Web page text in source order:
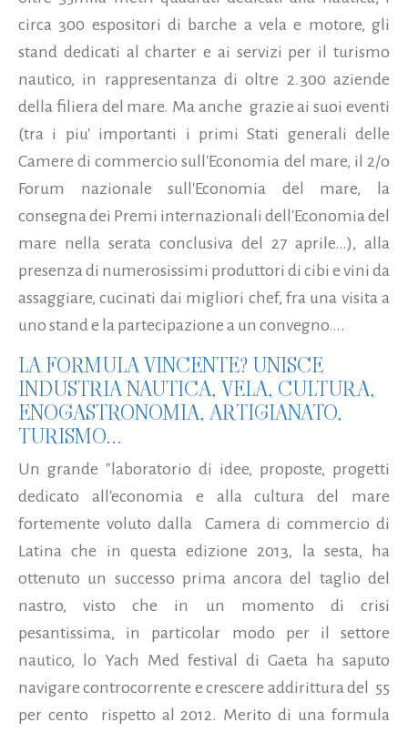
circa 300 espositori di barche a vela e motore, gli
stand dedicati al charter e ai servizi per il turismo
nautico, in rappresentanza di oltre 2.300 aziende
della filiera del mare. Ma anche grazie ai suoi eventi
(tra i piu' importanti i primi Stati generali delle
Camere di commercio sull'Economia del mare, il 2/o
Forum nazionale sull'Economia del mare, la
consegna dei Premi internazionali dell'Economia del
mare nella serata conclusiva del 27 aprile…), alla
presenza di numerosissimi produttori di cibi e vini da
assaggiare, cucinati dai migliori chef, fra una visita a
uno stand e la partecipazione a un convegno….
LA FORMULA VINCENTE? UNISCE
INDUSTRIA NAUTICA, VELA, CULTURA,
ENOGASTRONOMIA, ARTIGIANATO,
TURISMO...
Un grande "laboratorio di idee, proposte, progetti
dedicato all'economia e alla cultura del mare
fortemente voluto dalla Camera di commercio di
Latina che in questa edizione 2013, la sesta, ha
ottenuto un successo prima ancora del taglio del
nastro, visto che in un momento di crisi
pesantissima, in particolar modo per il settore
nautico, lo Yach Med festival di Gaeta ha saputo
navigare controcorrente e crescere addirittura del 55
per cento rispetto al 2012. Merito di una formula